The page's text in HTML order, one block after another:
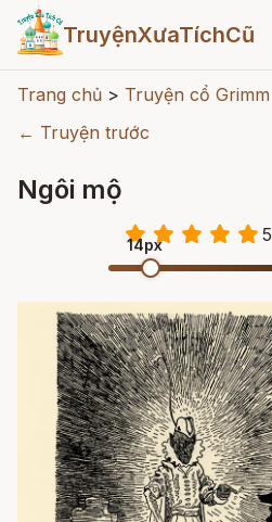
TruyệnXưaTíchCũ
Trang chủ > Truyện cổ Grimm
← Truyện trước
Ngôi mộ
5
14px